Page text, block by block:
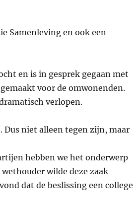
Samenleving en ook een
en is in gesprek gegaan met
voor de omwonenden.
verlopen.
Dus niet alleen tegen zijn, maar
hebben we het onderwerp
wilde deze zaak
dat de beslissing een college